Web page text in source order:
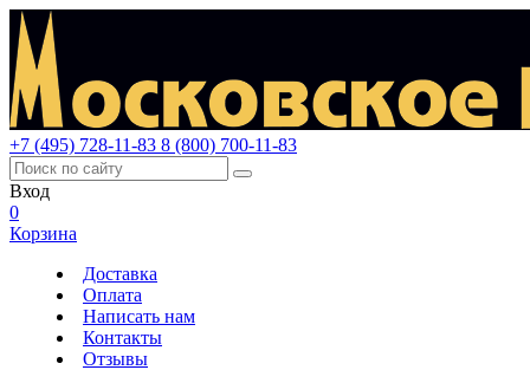
+7 (495) 728-11-83 8 (800) 700-11-83
Вход
0
Корзина
Доставка
Оплата
Написать нам
Контакты
Отзывы